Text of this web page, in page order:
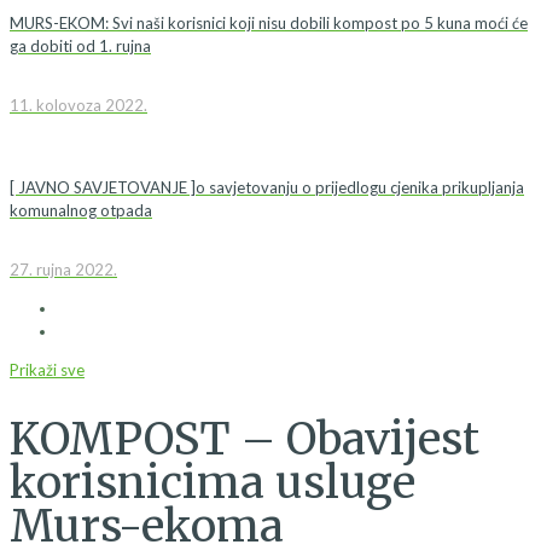
MURS-EKOM: Svi naši korisnici koji nisu dobili kompost po 5 kuna moći će
ga dobiti od 1. rujna
11. kolovoza 2022.
[ JAVNO SAVJETOVANJE ]o savjetovanju o prijedlogu cjenika prikupljanja
komunalnog otpada
27. rujna 2022.
Prikaži sve
KOMPOST – Obavijest
korisnicima usluge
Murs-ekoma